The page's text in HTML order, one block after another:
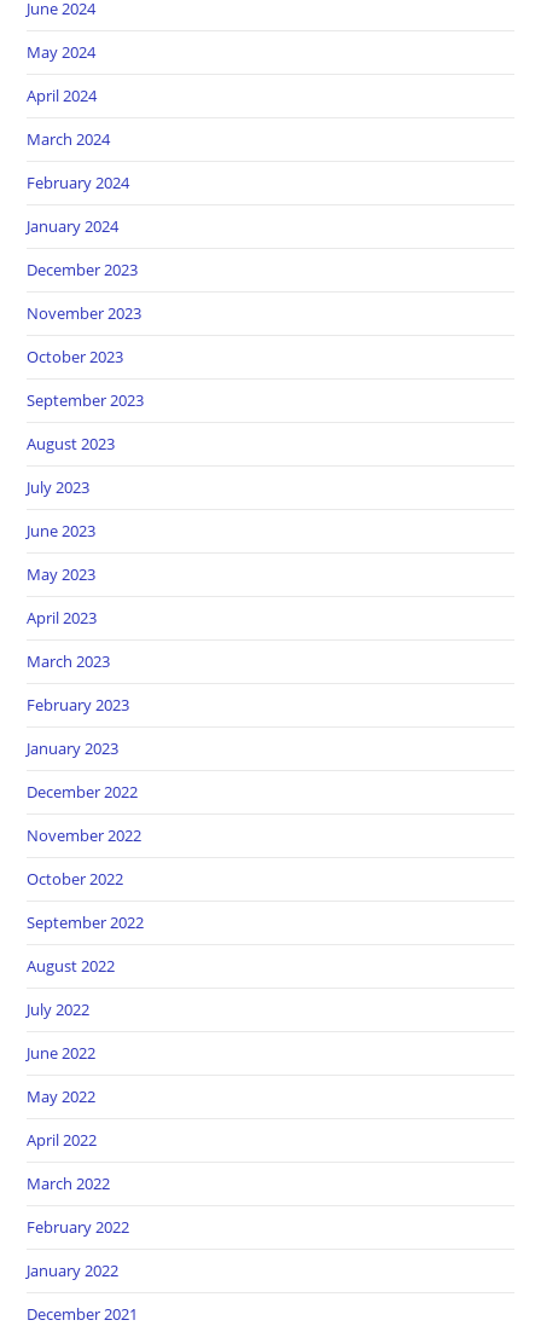
June 2024
May 2024
April 2024
March 2024
February 2024
January 2024
December 2023
November 2023
October 2023
September 2023
August 2023
July 2023
June 2023
May 2023
April 2023
March 2023
February 2023
January 2023
December 2022
November 2022
October 2022
September 2022
August 2022
July 2022
June 2022
May 2022
April 2022
March 2022
February 2022
January 2022
December 2021